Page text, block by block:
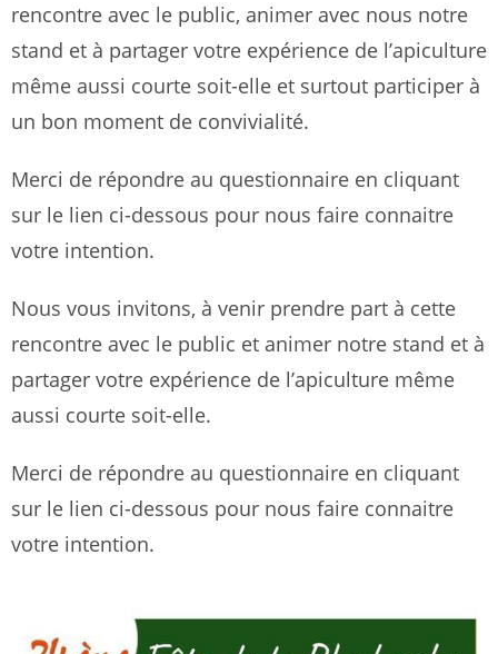
rencontre avec le public, animer avec nous notre
stand et à partager votre expérience de l’apiculture
même aussi courte soit-elle et surtout participer à
un bon moment de convivialité.
Merci de répondre au questionnaire en cliquant
sur le lien ci-dessous pour nous faire connaitre
votre intention.
Nous vous invitons, à venir prendre part à cette
rencontre avec le public et animer notre stand et à
partager votre expérience de l’apiculture même
aussi courte soit-elle.
Merci de répondre au questionnaire en cliquant
sur le lien ci-dessous pour nous faire connaitre
votre intention.